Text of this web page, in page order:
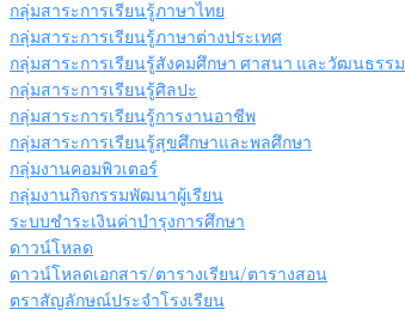
กลุ่มสาระการเรียนรู้ภาษาไทย
กลุ่มสาระการเรียนรู้ภาษาต่างประเทศ
กลุ่มสาระการเรียนรู้สังคมศึกษา ศาสนา และวัฒนธรรม
กลุ่มสาระการเรียนรู้ศิลปะ
กลุ่มสาระการเรียนรู้การงานอาชีพ
กลุ่มสาระการเรียนรู้สุขศึกษาและพลศึกษา
กลุ่มงานคอมพิวเตอร์
กลุ่มงานกิจกรรมพัฒนาผู้เรียน
ระบบชำระเงินค่าบำรุงการศึกษา
ดาวน์โหลด
ดาวน์โหลดเอกสาร/ตารางเรียน/ตารางสอน
ตราสัญลักษณ์ประจำโรงเรียน